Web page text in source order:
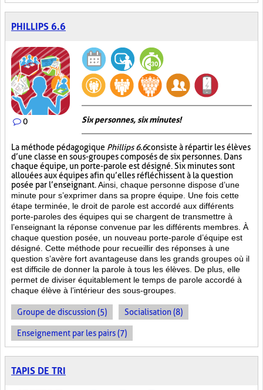
PHILLIPS 6.6
0 Six personnes, six minutes!
La méthode pédagogique Phillips 6.6consiste à répartir les élèves
d’une classe en sous-groupes composés de six personnes. Dans
chaque équipe, un porte-parole est désigné. Six minutes sont
allouées aux équipes afin qu’elles réfléchissent à la question
posée par l’enseignant. Ainsi, chaque personne dispose d’une
minute pour s’exprimer dans sa propre équipe. Une fois cette
étape terminée, le droit de parole est accordé aux différents
porte-paroles des équipes qui se chargent de transmettre à
l’enseignant la réponse convenue par les différents membres. À
chaque question posée, un nouveau porte-parole d’équipe est
désigné. Cette méthode pour recueillir des réponses à une
question s’avère fort avantageuse dans les grands groupes où il
est difficile de donner la parole à tous les élèves. De plus, elle
permet de diviser équitablement le temps de parole accordé à
chaque élève à l’intérieur des sous-groupes.
Groupe de discussion (5) Socialisation (8)
Enseignement par les pairs (7)
TAPIS DE TRI